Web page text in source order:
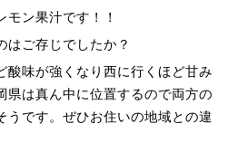
ン果汁です！！
はご存じでしたか？
酸味が強くなり西に行くほど甘み
県は真ん中に位置するので両方の
うです。ぜひお住いの地域との違